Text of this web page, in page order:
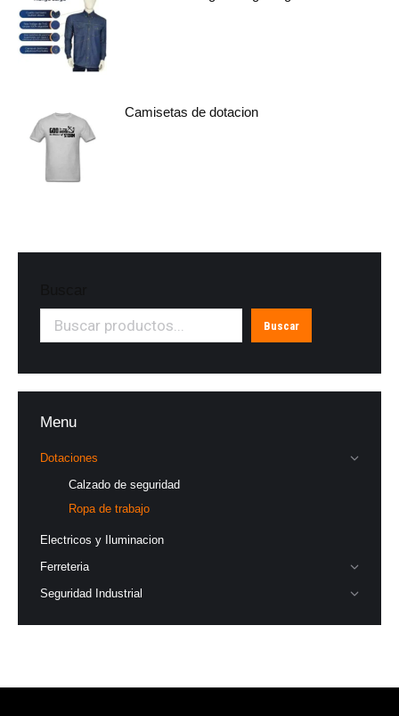
Camisetas de dotacion
Buscar
Menu
Dotaciones
Calzado de seguridad
Ropa de trabajo
Electricos y Iluminacion
Ferreteria
Seguridad Industrial